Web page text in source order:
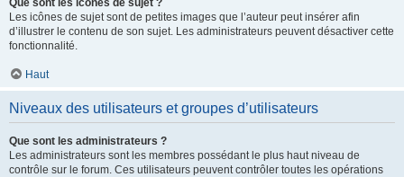
Que sont les icônes de sujet ?
Les icônes de sujet sont de petites images que l’auteur peut insérer afin
d’illustrer le contenu de son sujet. Les administrateurs peuvent désactiver cette
fonctionnalité.
Haut
Niveaux des utilisateurs et groupes d’utilisateurs
Que sont les administrateurs ?
Les administrateurs sont les membres possédant le plus haut niveau de
contrôle sur le forum. Ces utilisateurs peuvent contrôler toutes les opérations